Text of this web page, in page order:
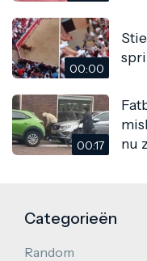
00:00
00:17
nu
Categorieën
Random